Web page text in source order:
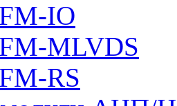
IO
MLVDS
RS